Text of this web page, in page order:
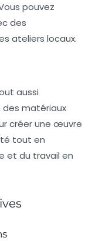
pouvez
des
ateliers locaux.
aussi
matériaux
créer une œuvre
tout en
et du travail en